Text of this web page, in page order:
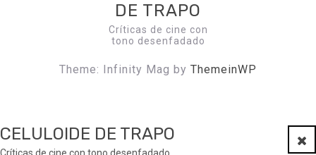
DE TRAPO
Críticas de cine con
tono desenfadado
Theme: Infinity Mag by ThemeinWP
CELULOIDE DE TRAPO